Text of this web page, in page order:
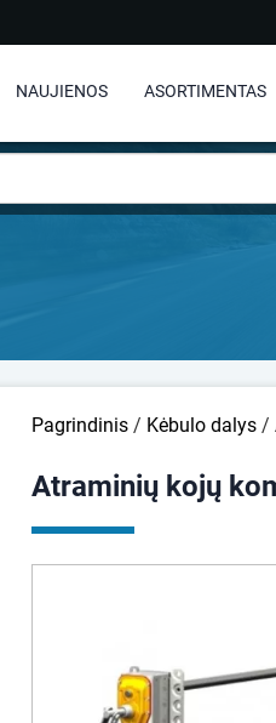
NAUJIENOS ASORTIMENTAS
Pagrindinis / Kėbulo dalys /
Atraminių kojų